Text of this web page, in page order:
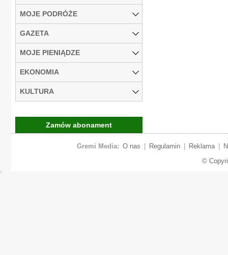
MOJE PODRÓŻE
GAZETA
MOJE PIENIĄDZE
EKONOMIA
KULTURA
Zamów abonament
Gremi Media: O nas Regulamin Reklama
©